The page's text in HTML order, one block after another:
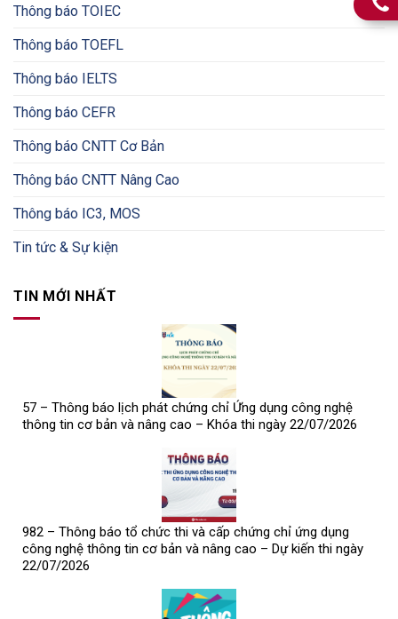
Thông báo TOIEC
Thông báo TOEFL
Thông báo IELTS
Thông báo CEFR
Thông báo CNTT Cơ Bản
Thông báo CNTT Nâng Cao
Thông báo IC3, MOS
Tin tức & Sự kiện
TIN MỚI NHẤT
57 – Thông báo lịch phát chứng chỉ Ứng dụng công nghệ
thông tin cơ bản và nâng cao – Khóa thi ngày 22/07/2026
982 – Thông báo tổ chức thi và cấp chứng chỉ ứng dụng
công nghệ thông tin cơ bản và nâng cao – Dự kiến thi ngày
22/07/2026